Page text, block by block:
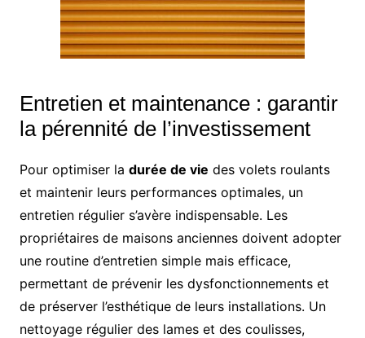
Entretien et maintenance : garantir
la pérennité de l’investissement
Pour optimiser la durée de vie des volets roulants
et maintenir leurs performances optimales, un
entretien régulier s’avère indispensable. Les
propriétaires de maisons anciennes doivent adopter
une routine d’entretien simple mais efficace,
permettant de prévenir les dysfonctionnements et
de préserver l’esthétique de leurs installations. Un
nettoyage régulier des lames et des coulisses,